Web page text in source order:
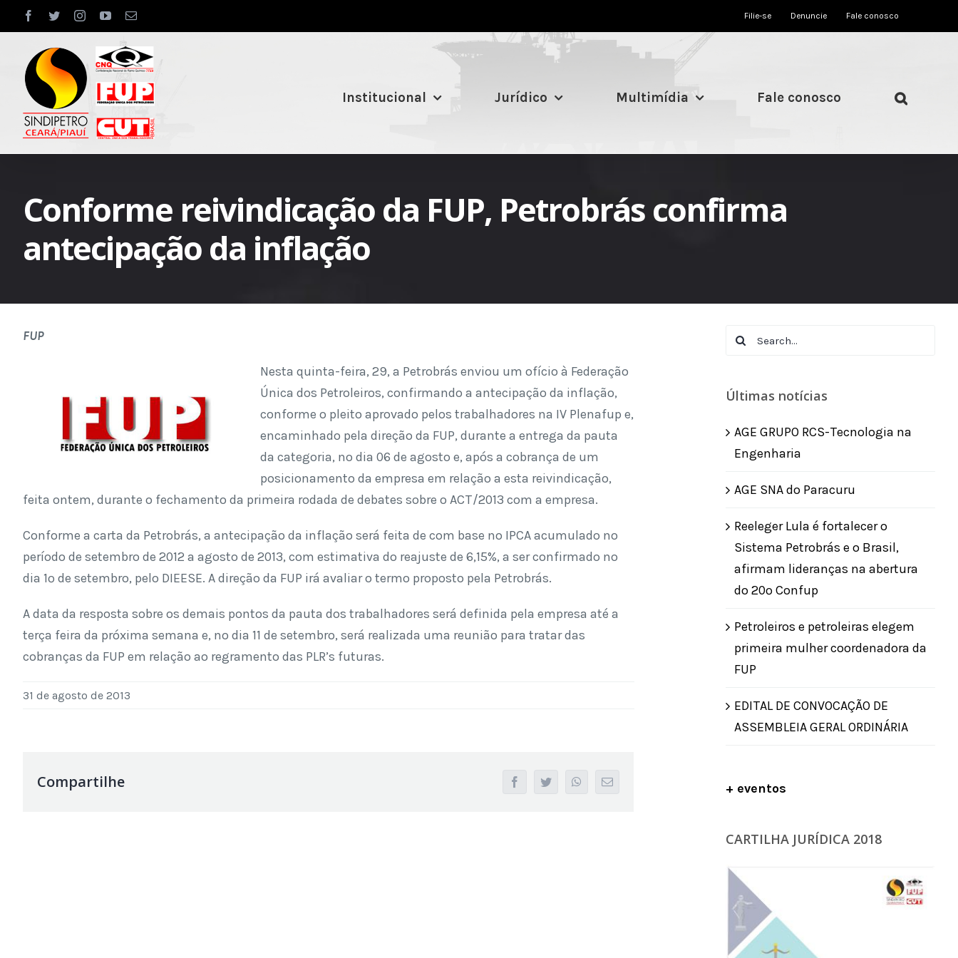
to
content
facebook
twitterinstagram
youtubeEmail Filie-se Denuncie Fale conosco
Institucional Jurídico Multimídia Fale conosco
Conforme reivindicação da FUP, Petrobrás confirma
antecipação da inflação
FUP
Nesta quinta-feira, 29, a Petrobrás enviou um ofício à Federação
Única dos Petroleiros, confirmando a antecipação da inflação,
conforme o pleito aprovado pelos trabalhadores na IV Plenafup e,
encaminhado pela direção da FUP, durante a entrega da pauta
da categoria, no dia 06 de agosto e, após a cobrança de um
posicionamento da empresa em relação a esta reivindicação,
feita ontem, durante o fechamento da primeira rodada de debates sobre o ACT/2013 com a empresa.
Conforme a carta da Petrobrás, a antecipação da inflação será feita de com base no IPCA acumulado no
período de setembro de 2012 a agosto de 2013, com estimativa do reajuste de 6,15%, a ser confirmado no
dia 1º de setembro, pelo DIEESE. A direção da FUP irá avaliar o termo proposto pela Petrobrás.
A data da resposta sobre os demais pontos da pauta dos trabalhadores será definida pela empresa até a
terça feira da próxima semana e, no dia 11 de setembro, será realizada uma reunião para tratar das
cobranças da FUP em relação ao regramento das PLR’s futuras.
31 de agosto de 2013
Compartilhe facebooktwitter whatsappEmail
Search
Últimas notícias
AGE GRUPO RCS-Tecnologia na
Engenharia
AGE SNA do Paracuru
Reeleger Lula é fortalecer o
Sistema Petrobrás e o Brasil,
afirmam lideranças na abertura
do 20º Confup
Petroleiros e petroleiras elegem
primeira mulher coordenadora da
FUP
EDITAL DE CONVOCAÇÃO DE
ASSEMBLEIA GERAL ORDINÁRIA
+ eventos
CARTILHA JURÍDICA 2018